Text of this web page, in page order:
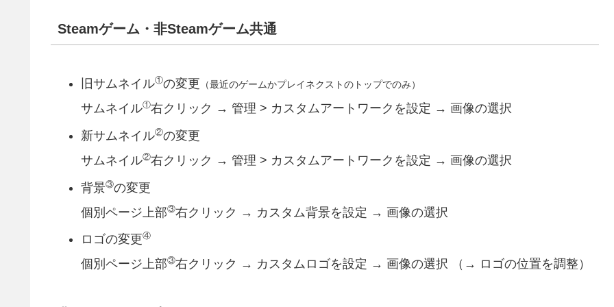
Steamゲーム・非Steamゲーム共通
旧サムネイル①の変更 （最近のゲームかプレイネクストのトップでのみ）
サムネイル①右クリック → 管理 > カスタムアートワークを設定 → 画像の選択
新サムネイル②の変更
サムネイル②右クリック → 管理 > カスタムアートワークを設定 → 画像の選択
背景③の変更
個別ページ上部③右クリック → カスタム背景を設定 → 画像の選択
ロゴの変更④
個別ページ上部③右クリック → カスタムロゴを設定 → 画像の選択 （→ ロゴの位置を調整）